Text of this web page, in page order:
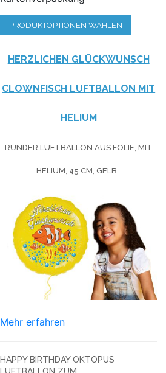
PRODUKTOPTIONEN WÄHLEN
HERZLICHEN GLÜCKWUNSCH
CLOWNFISCH LUFTBALLON MIT
HELIUM
RUNDER LUFTBALLON AUS FOLIE, MIT
HELIUM, 45 CM, GELB.
Mehr erfahren
HAPPY BIRTHDAY OKTOPUS
LUFTBALLON ZUM